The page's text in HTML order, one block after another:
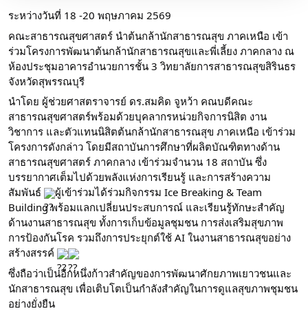
ระหว่างวันที่ 18 -20 พฤษภาคม 2569
คณะสาธารณสุขศาสตร์ นำต้นกล้านักสาธารณสุข ภาคเหนือ เข้า
ร่วมโครงการพัฒนาต้นกล้านักสาธารณสุขและพี่เลี้ยง ภาคกลาง ณ
ห้องประชุมอาคารอำนวยการชั้น 3 วิทยาลัยการสาธารณสุขสิรินธร
จังหวัดสุพรรณบุรี
นำโดย ผู้ช่วยศาสตราจารย์ ดร.สมคิด จูหว้า คณบดีคณะ
สาธารณสุขศาสตร์พร้อมด้วยบุคลากรหน่วยกิจการนิสิต งาน
วิชาการ และตัวแทนนิสิตต้นกล้านักสาธารณสุข ภาคเหนือ เข้าร่วม
โครงการดังกล่าว โดยมีสถาบันการศึกษาที่ผลิตบัณฑิตทางด้าน
สาธารณสุขศาสตร์ ภาคกลาง เข้าร่วมจำนวน 18 สถาบัน ซึ่ง
บรรยากาศเต็มไปด้วยพลังแห่งการเรียนรู้ และการสร้างความ
สัมพันธ์
ผู้เข้าร่วมได้ร่วมกิจกรรม Ice Breaking & Team
Building พร้อมแลกเปลี่ยนประสบการณ์ และเรียนรู้ทักษะสำคัญ
ด้านงานสาธารณสุข ทั้งการเก็บข้อมูลชุมชน การส่งเสริมสุขภาพ
การป้องกันโรค รวมถึงการประยุกต์ใช้ AI ในงานสาธารณสุขอย่าง
สร้างสรรค์
ซึ่งถือว่าเป็นอีกหนึ่งก้าวสำคัญของการพัฒนาศักยภาพเยาวชนและ
นักสาธารณสุข เพื่อเติบโตเป็นกำลังสำคัญในการดูแลสุขภาพชุมชน
อย่างยั่งยืน